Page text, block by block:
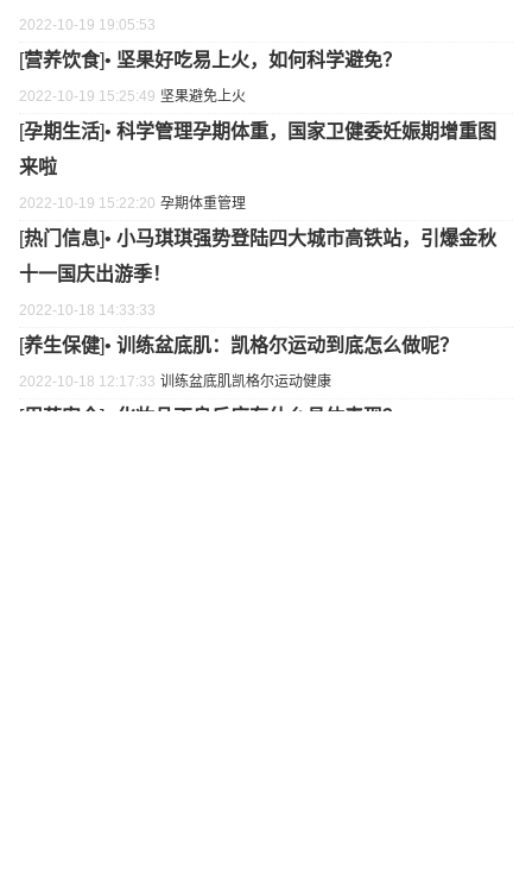
2022-10-19 19:05:53
[营养饮食]• 坚果好吃易上火，如何科学避免？
2022-10-19 15:25:49 坚果避免上火
[孕期生活]• 科学管理孕期体重，国家卫健委妊娠期增重图
来啦
2022-10-19 15:22:20 孕期体重管理
[热门信息]• 小马琪琪强势登陆四大城市高铁站，引爆金秋
十一国庆出游季！
2022-10-18 14:33:33
[养生保健]• 训练盆底肌：凯格尔运动到底怎么做呢？
2022-10-18 12:17:33 训练盆底肌凯格尔运动健康
[用药安全]• 化妆品不良反应有什么具体表现？